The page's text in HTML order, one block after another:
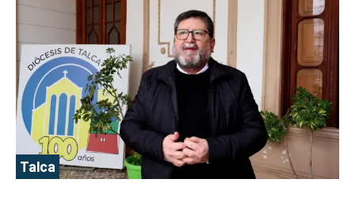
Talca